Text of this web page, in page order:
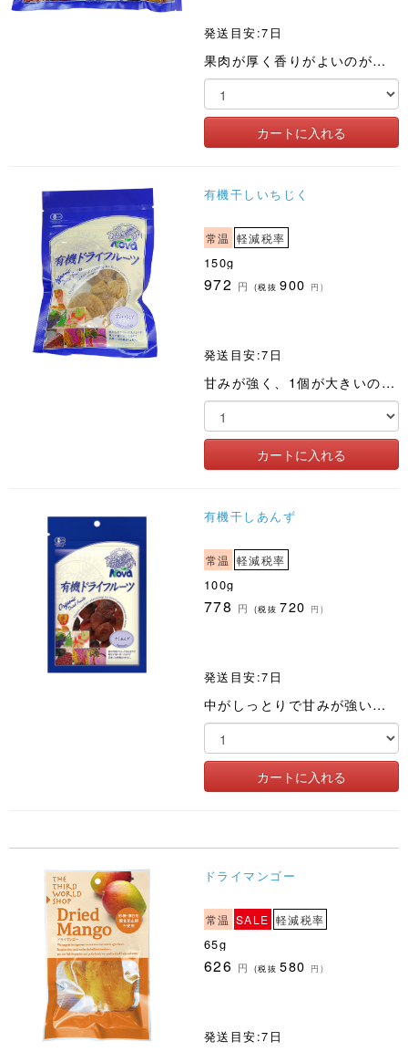
発送目安:7日
果肉が厚く香りがよいのが特長
有機干しいちじく
常温 軽減税率
150g
972 円 (税抜900 円)
発送目安:7日
甘みが強く、1個が大きいので食べごたえがあります
有機干しあんず
常温 軽減税率
100g
778 円 (税抜 720 円)
発送目安:7日
中がしっとりで甘みが強いのが特長
ドライマンゴー
常温 SALE 軽減税率
65g
626 円 (税抜580 円)
発送目安:7日